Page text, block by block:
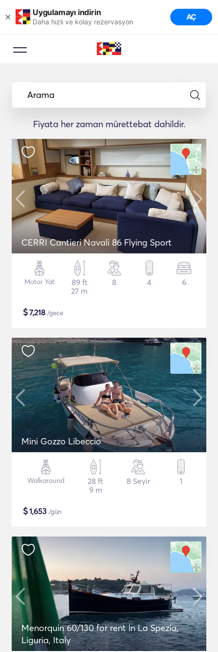
× Uygulamayı indirin
Daha hızlı ve kolay rezervasyon AÇ
Arama
Fiyata her zaman mürettebat dahildir.
CERRI Cantieri Navali 86 Flying Sport
Motor Yat
89 ft
27 m
8 4 6
$7,218 /gece
Mini Gozzo Libeccio
Walkaround
28 ft
9 m
8 Seyir 1
$1,653 /gün
Menorquin 60/130 for rent in La Spezia,
Liguria, Italy